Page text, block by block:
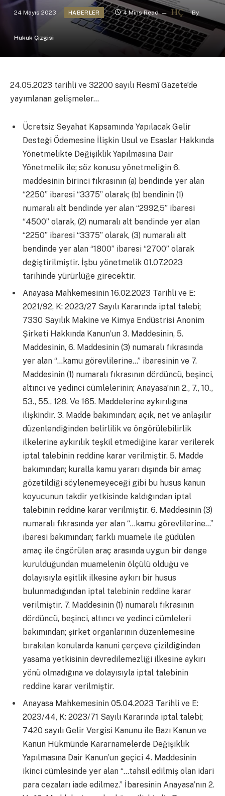
24 Mayıs 2023 HABERLER 4 Mins Read By
Hukuk Çizgisi
24.05.2023 tarihli ve 32200 sayılı Resmî Gazete’de
yayımlanan gelişmeler…
Ücretsiz Seyahat Kapsamında Yapılacak Gelir
Desteği Ödemesine İlişkin Usul ve Esaslar Hakkında
Yönetmelikte Değişiklik Yapılmasına Dair
Yönetmelik ile; söz konusu yönetmeliğin 6.
maddesinin birinci fıkrasının (a) bendinde yer alan
“2250” ibaresi “3375” olarak; (b) bendinin (1)
numaralı alt bendinde yer alan “2992,5” ibaresi
“4500” olarak, (2) numaralı alt bendinde yer alan
“2250” ibaresi “3375” olarak, (3) numaralı alt
bendinde yer alan “1800” ibaresi “2700” olarak
değiştirilmiştir. İşbu yönetmelik 01.07.2023
tarihinde yürürlüğe girecektir.
Anayasa Mahkemesinin 16.02.2023 Tarihli ve E:
2021/92, K: 2023/27 Sayılı Kararında iptal talebi;
7330 Sayılık Makine ve Kimya Endüstrisi Anonim
Şirketi Hakkında Kanun’un 3. Maddesinin, 5.
Maddesinin, 6. Maddesinin (3) numaralı fıkrasında
yer alan “…kamu görevlilerine…” ibaresinin ve 7.
Maddesinin (1) numaralı fıkrasının dördüncü, beşinci,
altıncı ve yedinci cümlelerinin; Anayasa’nın 2., 7., 10.,
53., 55., 128. Ve 165. Maddelerine aykırılığına
ilişkindir. 3. Madde bakımından; açık, net ve anlaşılır
düzenlendiğinden belirlilik ve öngörülebilirlik
ilkelerine aykırılık teşkil etmediğine karar verilerek
iptal talebinin reddine karar verilmiştir. 5. Madde
bakımından; kuralla kamu yararı dışında bir amaç
gözetildiği söylenemeyeceği gibi bu husus kanun
koyucunun takdir yetkisinde kaldığından iptal
talebinin reddine karar verilmiştir. 6. Maddesinin (3)
numaralı fıkrasında yer alan “…kamu görevlilerine…”
ibaresi bakımından; farklı muamele ile güdülen
amaç ile öngörülen araç arasında uygun bir denge
kurulduğundan muamelenin ölçülü olduğu ve
dolayısıyla eşitlik ilkesine aykırı bir husus
bulunmadığından iptal talebinin reddine karar
verilmiştir. 7. Maddesinin (1) numaralı fıkrasının
dördüncü, beşinci, altıncı ve yedinci cümleleri
bakımından; şirket organlarının düzenlemesine
bırakılan konularda kanuni çerçeve çizildiğinden
yasama yetkisinin devredilemezliği ilkesine aykırı
yönü olmadığına ve dolayısıyla iptal talebinin
reddine karar verilmiştir.
Anayasa Mahkemesinin 05.04.2023 Tarihli ve E:
2023/44, K: 2023/71 Sayılı Kararında iptal talebi;
7420 sayılı Gelir Vergisi Kanunu ile Bazı Kanun ve
Kanun Hükmünde Kararnamelerde Değişiklik
Yapılmasına Dair Kanun’un geçici 4. Maddesinin
ikinci cümlesinde yer alan “…tahsil edilmiş olan idari
para cezaları iade edilmez.” İbaresinin Anayasa’nın 2.